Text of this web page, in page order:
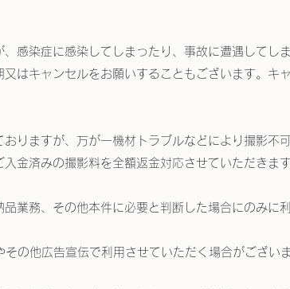
感染症に感染してしまったり、事故に遭遇してし
はキャンセルをお願いすることもございます。キ
りますが、万が一機材トラブルなどにより撮影不
金済みの撮影料を全額返金対応させていただきます
業務、その他本件に必要と判断した場合にのみに
の他広告宣伝で利用させていただく場合がござい